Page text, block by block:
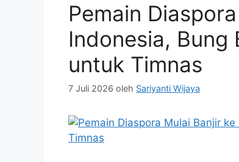
Pemain
Indonesia, Bung
untuk Timnas
7 Juli 2026 oleh Sariyanti Wijaya